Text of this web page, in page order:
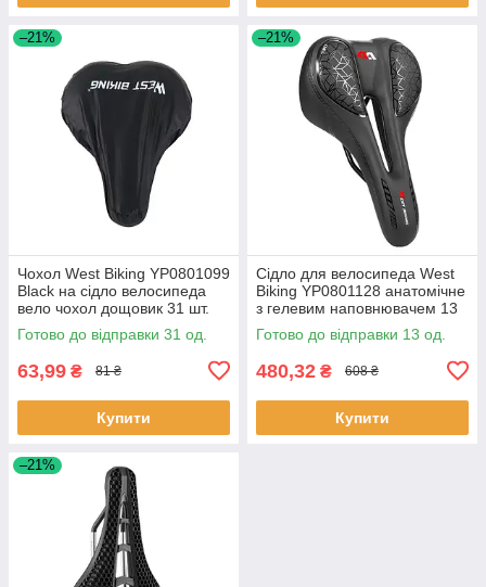
–21%
Чохол West Biking YP0801099
Black на сідло велосипеда
вело чохол дощовик 31 шт.
Готово до відправки 31 од.
63,99 ₴ 81 ₴
Купити
–21%
Сідло для велосипеда West
Biking YP0801128 анатомічне
з гелевим наповнювачем 13
шт.
Готово до відправки 13 од.
480,32 ₴ 608 ₴
Купити
–21%